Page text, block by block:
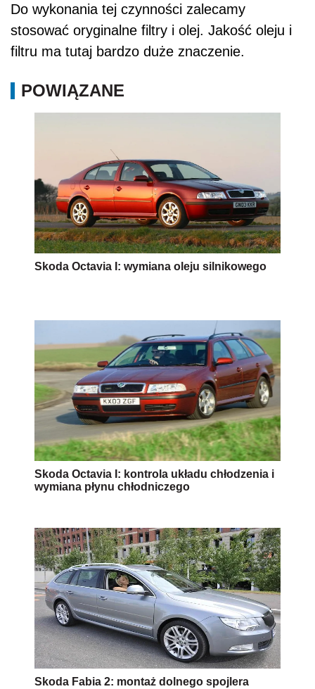
Do wykonania tej czynności zalecamy
stosować oryginalne filtry i olej. Jakość oleju i
filtru ma tutaj bardzo duże znaczenie.
POWIĄZANE
Skoda Octavia I: wymiana oleju silnikowego
Skoda Octavia I: kontrola układu chłodzenia i
wymiana płynu chłodniczego
Skoda Fabia 2: montaż dolnego spojlera